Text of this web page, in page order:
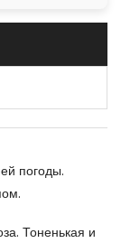
погоды.
Тоненькая и